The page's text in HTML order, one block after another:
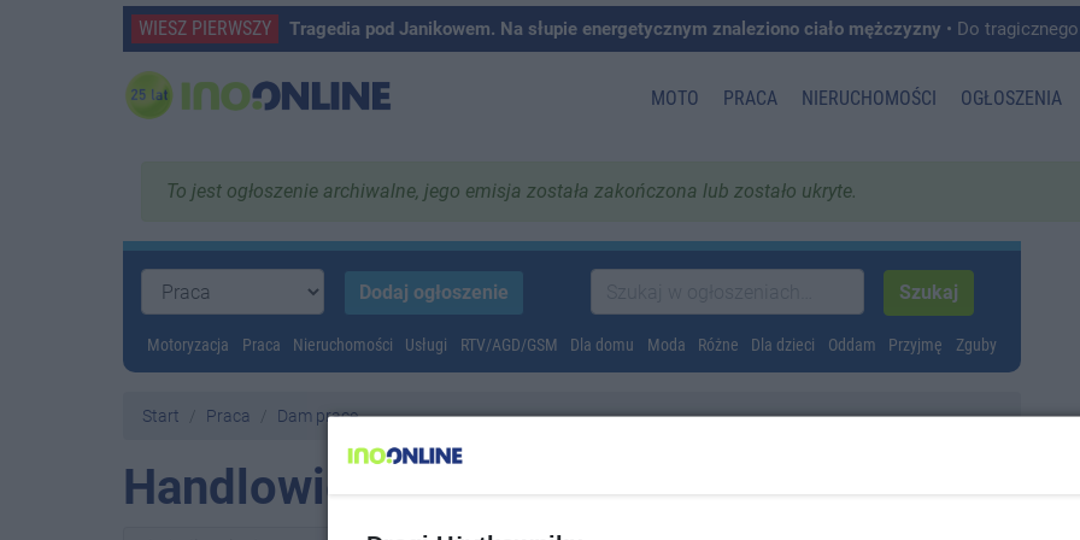
WIESZ PIERWSZY Tragedia pod Janikowem. Na słupie energetycznym znaleziono ciało mężczyzny • Do tragicznego zdarzenia doszło
MOTO PRACA NIERUCHOMOŚCI OGŁOSZENIA
To jest ogłoszenie archiwalne, jego emisja została zakończona lub zostało ukryte.
Motoryzacja Praca Nieruchomości Usługi RTV/AGD/GSM Dla domu Moda Różne Dla dzieci Oddam Przyjmę Zguby
Start Praca Dam pracę
Handlowiec poszukiwany